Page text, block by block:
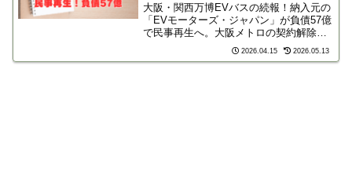
大阪・関西万博EVバスの続報！納入元の
「EVモーターズ・ジャパン」が負債57億
で民事再生へ。大阪メトロの契約解除や
補助金返還など、ネットでは「計画倒産
では」と怒りの声が殺到。事態の経緯と
2026.04.15 2026.05.13